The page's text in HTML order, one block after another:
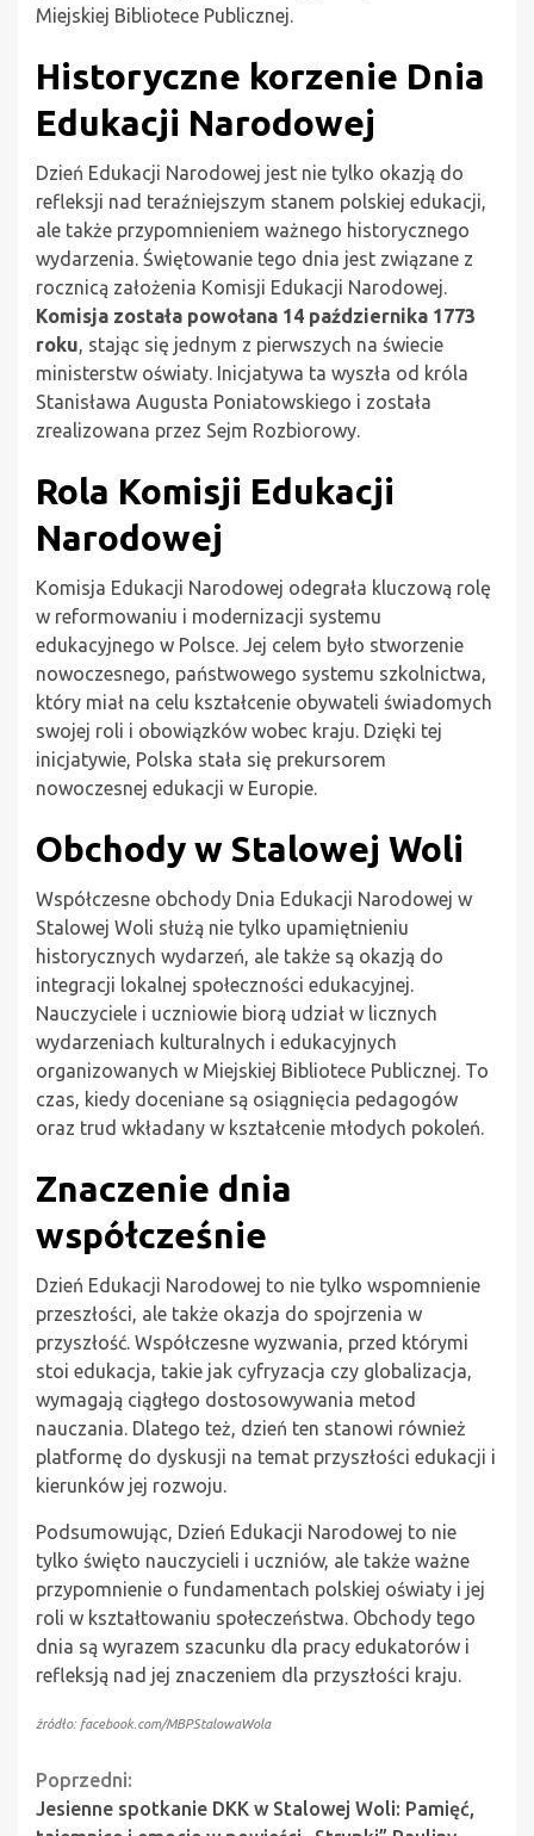
Miejskiej Bibliotece Publicznej.
Historyczne korzenie Dnia
Edukacji Narodowej
Dzień Edukacji Narodowej jest nie tylko okazją do
refleksji nad teraźniejszym stanem polskiej edukacji,
ale także przypomnieniem ważnego historycznego
wydarzenia. Świętowanie tego dnia jest związane z
rocznicą założenia Komisji Edukacji Narodowej.
Komisja została powołana 14 października 1773
roku , stając się jednym z pierwszych na świecie
ministerstw oświaty. Inicjatywa ta wyszła od króla
Stanisława Augusta Poniatowskiego i została
zrealizowana przez Sejm Rozbiorowy.
Rola Komisji Edukacji
Narodowej
Komisja Edukacji Narodowej odegrała kluczową rolę
w reformowaniu i modernizacji systemu
edukacyjnego w Polsce. Jej celem było stworzenie
nowoczesnego, państwowego systemu szkolnictwa,
który miał na celu kształcenie obywateli świadomych
swojej roli i obowiązków wobec kraju. Dzięki tej
inicjatywie, Polska stała się prekursorem
nowoczesnej edukacji w Europie.
Obchody w Stalowej Woli
Współczesne obchody Dnia Edukacji Narodowej w
Stalowej Woli służą nie tylko upamiętnieniu
historycznych wydarzeń, ale także są okazją do
integracji lokalnej społeczności edukacyjnej.
Nauczyciele i uczniowie biorą udział w licznych
wydarzeniach kulturalnych i edukacyjnych
organizowanych w Miejskiej Bibliotece Publicznej. To
czas, kiedy doceniane są osiągnięcia pedagogów
oraz trud wkładany w kształcenie młodych pokoleń.
Znaczenie dnia
współcześnie
Dzień Edukacji Narodowej to nie tylko wspomnienie
przeszłości, ale także okazja do spojrzenia w
przyszłość. Współczesne wyzwania, przed którymi
stoi edukacja, takie jak cyfryzacja czy globalizacja,
wymagają ciągłego dostosowywania metod
nauczania. Dlatego też, dzień ten stanowi również
platformę do dyskusji na temat przyszłości edukacji i
kierunków jej rozwoju.
Podsumowując, Dzień Edukacji Narodowej to nie
tylko święto nauczycieli i uczniów, ale także ważne
przypomnienie o fundamentach polskiej oświaty i jej
roli w kształtowaniu społeczeństwa. Obchody tego
dnia są wyrazem szacunku dla pracy edukatorów i
refleksją nad jej znaczeniem dla przyszłości kraju.
źródło: facebook.com/MBPStalowaWola
Continue
Poprzedni:
Jesienne spotkanie DKK w Stalowej Woli: Pamięć,